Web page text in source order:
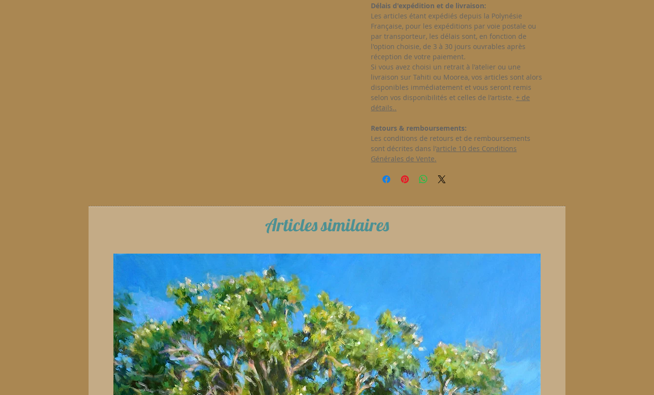
Délais d'expédition et de livraison:
Les articles étant expédiés depuis la Polynésie
Française, pour les expéditions par voie postale ou
par transporteur, les délais sont, en fonction de
l'option choisie, de 3 à 30 jours ouvrables après
réception de votre paiement.
Si vous avez choisi un retrait à l'atelier ou une
livraison sur Tahiti ou Moorea, vos articles sont alors
disponibles immédiatement et vous seront remis
selon vos disponibilités et celles de l'artiste. + de
détails..
Retours & remboursements:
Les conditions de retours et de remboursements
sont décrites dans l'article 10 des Conditions
Générales de Vente.
Articles similaires